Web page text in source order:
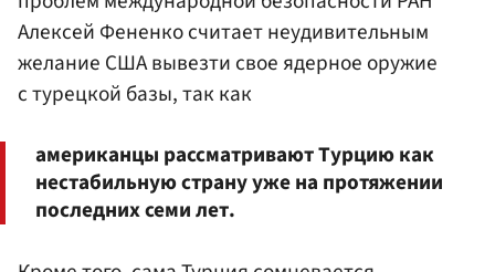
Алексей Фененкосчитает неудивительным
желание США вывезти свое ядерное оружие
с турецкой базы, так как
американцы рассматривают Турцию как
нестабильную страну уже на протяжении
последних семи лет.